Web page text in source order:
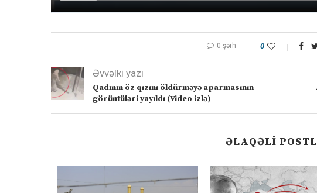
0 şərh 0
Əvvəlki yazı
Qadının öz qızını öldürməyə aparmasının
görüntüləri yayıldı (Video izlə)
ƏLAQƏLI